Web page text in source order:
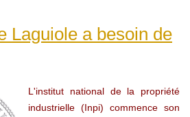
Laguiole a besoin de
L'institut national de la propriété
industrielle (Inpi) commence son